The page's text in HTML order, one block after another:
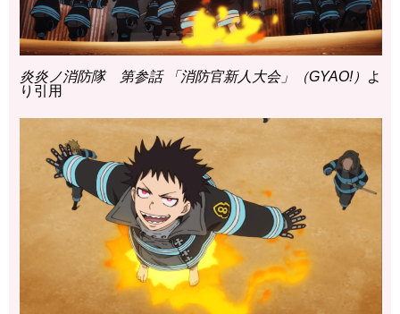
炎炎ノ消防隊 第参話 「消防官新人大会」（GYAO!）
よ
り引用